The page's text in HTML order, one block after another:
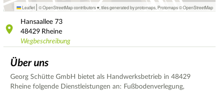
Leaflet | © OpenStreetMap contributors ♥, tiles generated by protomaps Protomaps©OpenStreetMap
Hansaallee 73
48429 Rheine
Wegbeschreibung
Über uns
Georg Schütte GmbH bietet als Handwerksbetrieb in 48429
Rheine folgende Dienstleistungen an: Fußbodenverlegung,